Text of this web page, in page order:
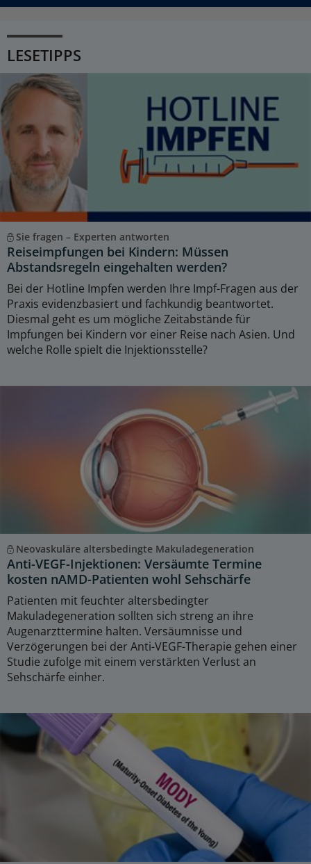
LESETIPPS
Sie fragen – Experten antworten
Reiseimpfungen bei Kindern: Müssen
Abstandsregeln eingehalten werden?
Bei der Hotline Impfen werden Ihre Impf-Fragen aus der
Praxis evidenzbasiert und fachkundig beantwortet.
Diesmal geht es um mögliche Zeitabstände für
Impfungen bei Kindern vor einer Reise nach Asien. Und
welche Rolle spielt die Injektionsstelle?
Neovaskuläre altersbedingte Makuladegeneration
Anti-VEGF-Injektionen: Versäumte Termine
kosten nAMD-Patienten wohl Sehschärfe
Patienten mit feuchter altersbedingter
Makuladegeneration sollten sich streng an ihre
Augenarzttermine halten. Versäumnisse und
Verzögerungen bei der Anti-VEGF-Therapie gehen einer
Studie zufolge mit einem verstärkten Verlust an
Sehschärfe einher.